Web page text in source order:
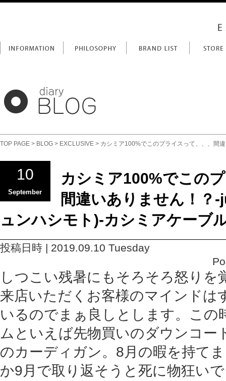
TOP PAGE > BLOG > EXCLUSIVE > カシミア100%でこのプライスって、、、間
10
September
カシミア100%でこの
間違いありません！？
ュンハシモト)-カシミアケーブ
投稿日時 | 2019.09.10 Tuesday
しつこい残暑にもそろそろ怒りを
来店いただくお客様のマインドは
いるのでまぁ良しとします。この
ムといえば先物買いのダウンコー
のカーディガン。8月の暇を持て
か9月で取り返そうと死に物狂い